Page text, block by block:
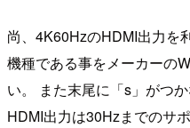
尚、4K60HzのHDMI出力を
機種である事をメーカーの
い。 また末尾に「s」がつ
HDMI出力は30Hzまでのサ